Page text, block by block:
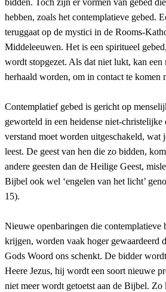
bidden. Toch zijn er vormen van gebed
hebben, zoals het contemplatieve gebed.
teruggaat op de mystici in de Rooms-
Middeleeuwen. Het is een spiritueel
wordt stopgezet. Als dat niet lukt, kan een
herhaald worden, om in contact te komen
Contemplatief gebed is gericht op
geworteld in een heidense niet-
verstand moet worden uitgeschakeld, wat
leest. De geest van hen die zo bidden,
andere geesten dan de Heilige Geest,
Bijbel ook wel ‘engelen van het licht’
15).
Nieuwe openbaringen die contemplatieve
krijgen, worden vaak hoger gewaardeerd
Gods Woord ons schenkt. De bidder
Heere Jezus, hij wordt een soort nieuwe
niet meer wordt getoetst aan de Bijbel. Zo